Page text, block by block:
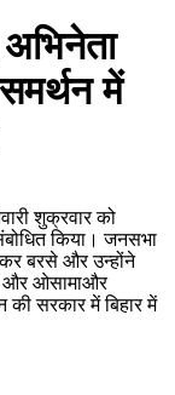
में
शुक्रवार को
किया। जनसभा
बरसे और उन्होंने
और ओसामाऔर
की सरकार में बिहार में